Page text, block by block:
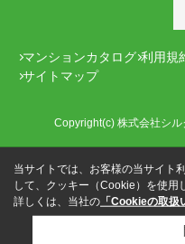
マンションカタログ 利用規
サイトマップ
Copyright(c) 株式会社シ
当サイトでは、お客様の当サイト
して、クッキー（Cookie）を使用
詳しくは、当社の 「Cookieの取扱